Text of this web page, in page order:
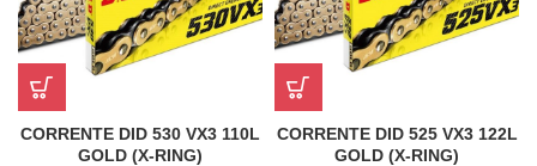
CORRENTE DID 530 VX3 110L
GOLD (X-RING)
CORRENTE DID 525 VX3 122L
GOLD (X-RING)